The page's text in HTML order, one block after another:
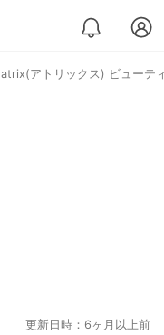
atrix(アトリックス) ビューテ
更新日時：6ヶ月以上前